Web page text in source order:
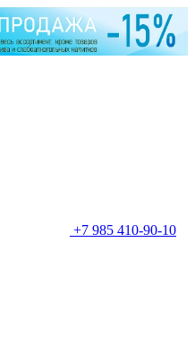
+7 985 410-90-10